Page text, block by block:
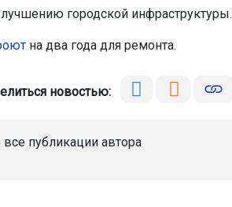
городской инфраструктуры.
на два года для ремонта.
новостью:
все публикации автора